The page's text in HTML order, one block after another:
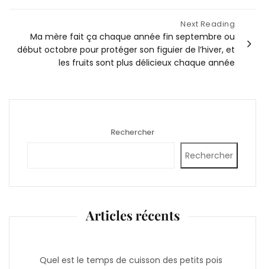
Next Reading
Ma mère fait ça chaque année fin septembre ou
début octobre pour protéger son figuier de l’hiver, et
les fruits sont plus délicieux chaque année
Rechercher
Rechercher
Articles récents
Quel est le temps de cuisson des petits pois